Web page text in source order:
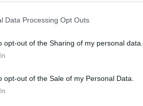
Data Processing Opt Outs
opt-out of the Sharing of my personal data.
opt-out of the Sale of my Personal Data.
τους από τη Ν.Δ. είναι
πολίτες, καθώς τα κόμματα
με τη δημιουργία
θα